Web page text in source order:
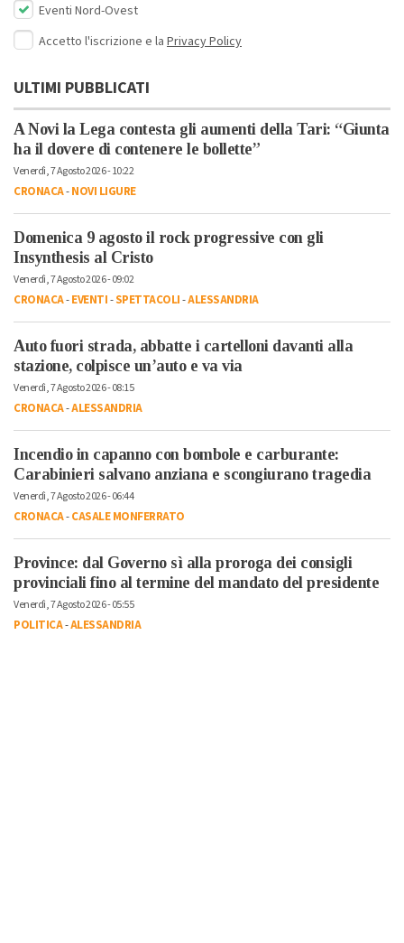
Eventi Nord-Ovest
Accetto l'iscrizione e la Privacy Policy
ULTIMI PUBBLICATI
A Novi la Lega contesta gli aumenti della Tari: “Giunta
ha il dovere di contenere le bollette”
Venerdì, 7 Agosto 2026 - 10:22
CRONACA-NOVI LIGURE
Domenica 9 agosto il rock progressive con gli
Insynthesis al Cristo
Venerdì, 7 Agosto 2026 - 09:02
CRONACA-EVENTI-SPETTACOLI-ALESSANDRIA
Auto fuori strada, abbatte i cartelloni davanti alla
stazione, colpisce un’auto e va via
Venerdì, 7 Agosto 2026 - 08:15
CRONACA-ALESSANDRIA
Incendio in capanno con bombole e carburante:
Carabinieri salvano anziana e scongiurano tragedia
Venerdì, 7 Agosto 2026 - 06:44
CRONACA-CASALE MONFERRATO
Province: dal Governo sì alla proroga dei consigli
provinciali fino al termine del mandato del presidente
Venerdì, 7 Agosto 2026 - 05:55
POLITICA-ALESSANDRIA